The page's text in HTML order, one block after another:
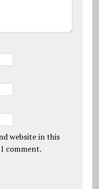
website in this
comment.